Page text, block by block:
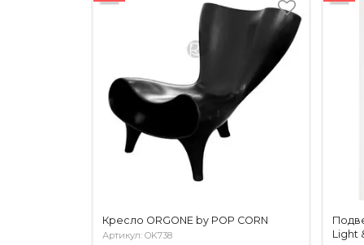
Кресло ORGONE by POP CORN
Артикул: OK738
Light